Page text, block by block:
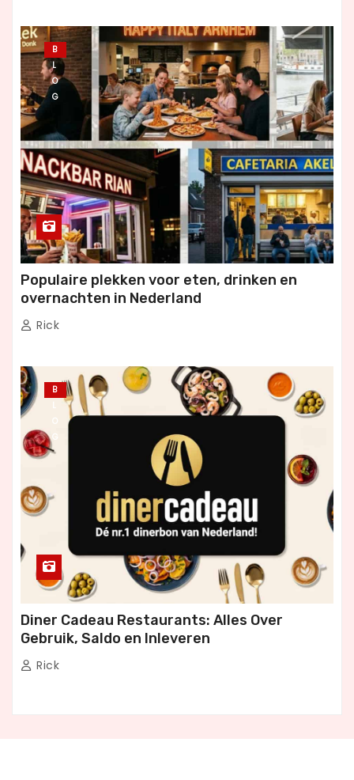
B
L
O
G
Populaire plekken voor eten, drinken en
overnachten in Nederland
Rick
B
L
O
G
Diner Cadeau Restaurants: Alles Over
Gebruik, Saldo en Inleveren
Rick